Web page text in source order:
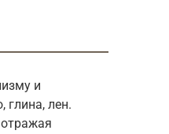
и
глина, лен.